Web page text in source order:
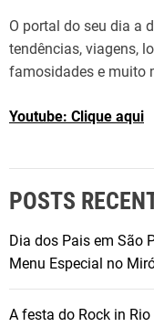
O portal do seu dia a
tendências, viagens,
famosidades e muito
Youtube: Clique aqui
POSTS
Dia dos Pais em São
Menu Especial no
A festa do Rock in